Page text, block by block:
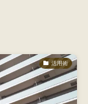
活用術